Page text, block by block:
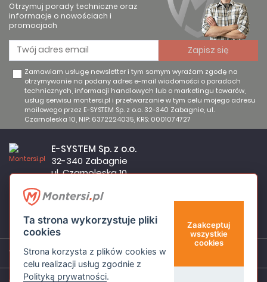
Otrzymuj porady techniczne oraz
informacje o nowościach i
promocjach
Zamawiam usługę newsletter i tym samym wyrażam zgodę na
otrzymywanie na podany adres e-mail wiadomości o poradach
technicznych, informacji handlowych lub o marketingu towarów,
usług serwisu montersi.pl i przetwarzanie w tym celu mojego adresu
mailowego przez E-SYSTEM Sp. z o.o. 32-340 Zabagnie, ul.
Czarnoleska 10, NIP: 6372224035, KRS: 0001074727
17:00
E-SYSTEM Sp. z o.o.
32-340 Zabagnie
ul. Czarnoleska 10
sklep@montersi.pl
Wsparcie
Ta strona wykorzystuje pliki
cookies
Strona korzysta z plików cookies w
celu realizacji usług zgodnie z
Polityką prywatności.
Zaakceptuj
wszystkie
cookies